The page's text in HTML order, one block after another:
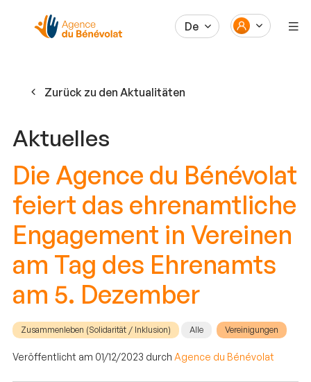
De
Zurück zu den Aktualitäten
Aktuelles
Die Agence du Bénévolat
feiert das ehrenamtliche
Engagement in Vereinen
am Tag des Ehrenamts
am 5. Dezember
Zusammenleben (Solidarität / Inklusion) Alle Vereinigungen
Veröffentlicht am 01/12/2023 durch Agence du Bénévolat